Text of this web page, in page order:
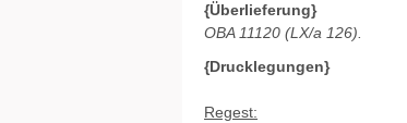
{Überlieferung}
OBA 11120 (LX/a 126).
{Drucklegungen}
Regest: